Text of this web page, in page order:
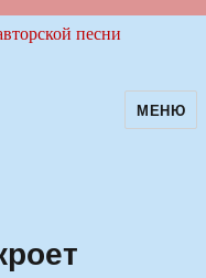
авторскойМЕНЮ